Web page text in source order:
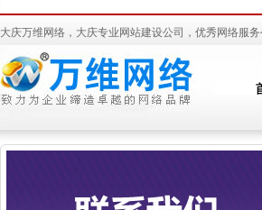
大庆万维网络，大庆专业网站建设公司，优秀网络服